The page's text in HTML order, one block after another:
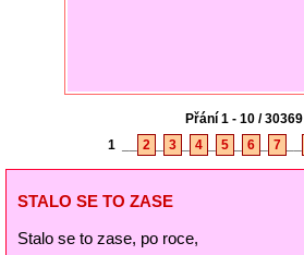
Přání 1 - 10 / 30369
1
2 3 4 5 6 7
STALO SE TO ZASE
Stalo se to zase, po roce,